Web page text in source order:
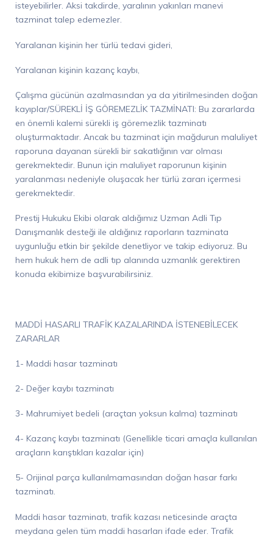
isteyebilirler. Aksi takdirde, yaralının yakınları manevi
tazminat talep edemezler.
Yaralanan kişinin her türlü tedavi gideri,
Yaralanan kişinin kazanç kaybı,
Çalışma gücünün azalmasından ya da yitirilmesinden doğan
kayıplar/SÜREKLİ İŞ GÖREMEZLİK TAZMİNATI: Bu zararlarda
en önemli kalemi sürekli iş göremezlik tazminatı
oluşturmaktadır. Ancak bu tazminat için mağdurun maluliyet
raporuna dayanan sürekli bir sakatlığının var olması
gerekmektedir. Bunun için maluliyet raporunun kişinin
yaralanması nedeniyle oluşacak her türlü zararı içermesi
gerekmektedir.
Prestij Hukuku Ekibi olarak aldığımız Uzman Adli Tıp
Danışmanlık desteği ile aldığınız raporların tazminata
uygunluğu etkin bir şekilde denetliyor ve takip ediyoruz. Bu
hem hukuk hem de adli tıp alanında uzmanlık gerektiren
konuda ekibimize başvurabilirsiniz.
MADDİ HASARLI TRAFİK KAZALARINDA İSTENEBİLECEK
ZARARLAR
1- Maddi hasar tazminatı
2- Değer kaybı tazminatı
3- Mahrumiyet bedeli (araçtan yoksun kalma) tazminatı
4- Kazanç kaybı tazminatı (Genellikle ticari amaçla kullanılan
araçların karıştıkları kazalar için)
5- Orijinal parça kullanılmamasından doğan hasar farkı
tazminatı.
Maddi hasar tazminatı, trafik kazası neticesinde araçta
meydana gelen tüm maddi hasarları ifade eder. Trafik